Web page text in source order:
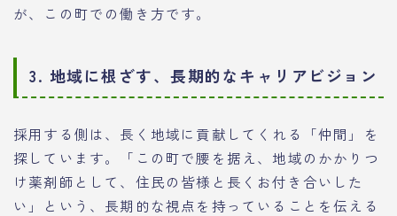
が、この町での働き方です。
3. 地域に根ざす、長期的なキャリアビジョン
採用する側は、長く地域に貢献してくれる「仲間」を
探しています。「この町で腰を据え、地域のかかりつ
け薬剤師として、住民の皆様と長くお付き合いした
い」という、長期的な視点を持っていることを伝える